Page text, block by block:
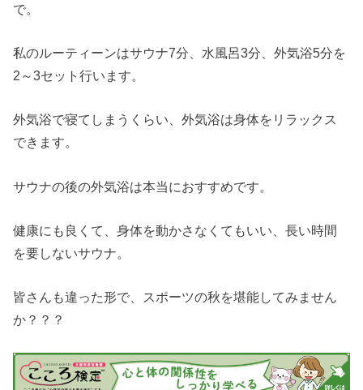
で。
私のルーティーンはサウナ7分、水風呂3分、外気浴5分を
2～3セット行います。
外気浴で寝てしまうくらい、外気浴は身体をリラックス
できます。
サウナの後の外気浴は本当におすすめです。
健康にも良くて、身体を動かさなくてもいい、長い時間
を要しないサウナ。
皆さんも違った形で、スポーツの秋を堪能してみません
か？？？